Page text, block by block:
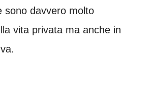
sono davvero molto
vita privata ma anche in